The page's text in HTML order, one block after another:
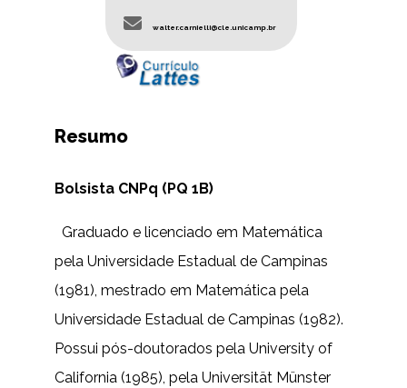
walter.carnielli@cle.unicamp.br
Resumo
Bolsista CNPq (PQ 1B)
Graduado e licenciado em Matemática
pela Universidade Estadual de Campinas
(1981), mestrado em Matemática pela
Universidade Estadual de Campinas (1982).
Possui pós-doutorados pela University of
California (1985), pela Universität Münster